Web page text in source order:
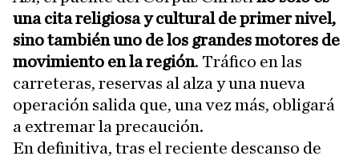
una cita religiosa y cultural de primer nivel,
sino también uno de los grandes motores de
movimiento en la región. Tráfico en las
carreteras, reservas al alza y una nueva
operación salida que, una vez más, obligará
a extremar la precaución.
En definitiva, tras el reciente descanso de